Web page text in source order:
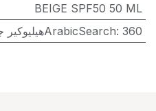
BEIGE SPF50 50 ML
ArabicSearch:360هيليوكير جل اويل فري اس بى اف 50